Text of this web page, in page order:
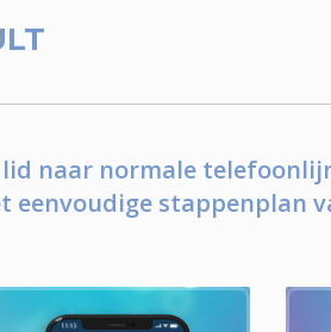
lid naar normale
stappenplan